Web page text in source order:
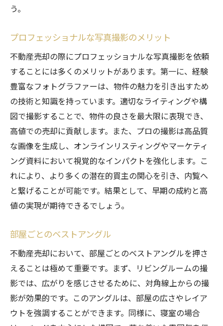
う。
プロフェッショナルな写真撮影のメリット
不動産売却の際にプロフェッショナルな写真撮影を依頼
することには多くのメリットがあります。第一に、経験
豊富なフォトグラファーは、物件の魅力を引き出すため
の技術と知識を持っています。適切なライティングや構
図で撮影することで、物件の良さを最大限に表現でき、
高値での売却に貢献します。また、プロの撮影は高品質
な画像を生成し、オンラインリスティングやマーケティ
ング資料において視覚的なインパクトを強化します。こ
れにより、より多くの潜在的買主の関心を引き、内覧へ
と繋げることが可能です。結果として、早期の成約と高
値の実現が期待できるでしょう。
部屋ごとのベストアングル
不動産売却において、部屋ごとのベストアングルを押さ
えることは極めて重要です。まず、リビングルームの撮
影では、広がりを感じさせるために、対角線上からの撮
影が効果的です。このアングルは、部屋の広さやレイア
ウトを強調することができます。同様に、寝室の場合